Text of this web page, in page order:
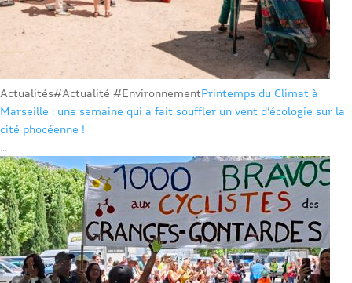
Actualités#Actualité #EnvironnementPrintemps du Climat à
Marseille : une semaine qui a fait souffler un vent d’écologie sur la
cité phocéenne !
...